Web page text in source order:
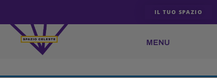
contenuto
IL TUO SPAZIO